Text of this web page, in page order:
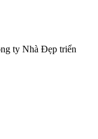
ty Nhà Đẹp triển